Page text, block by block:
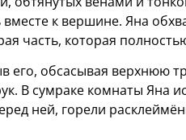
к вершине. Яна
часть, которая
его, обсасывая верхнюю
В сумраке комнаты Яна
ней, горели